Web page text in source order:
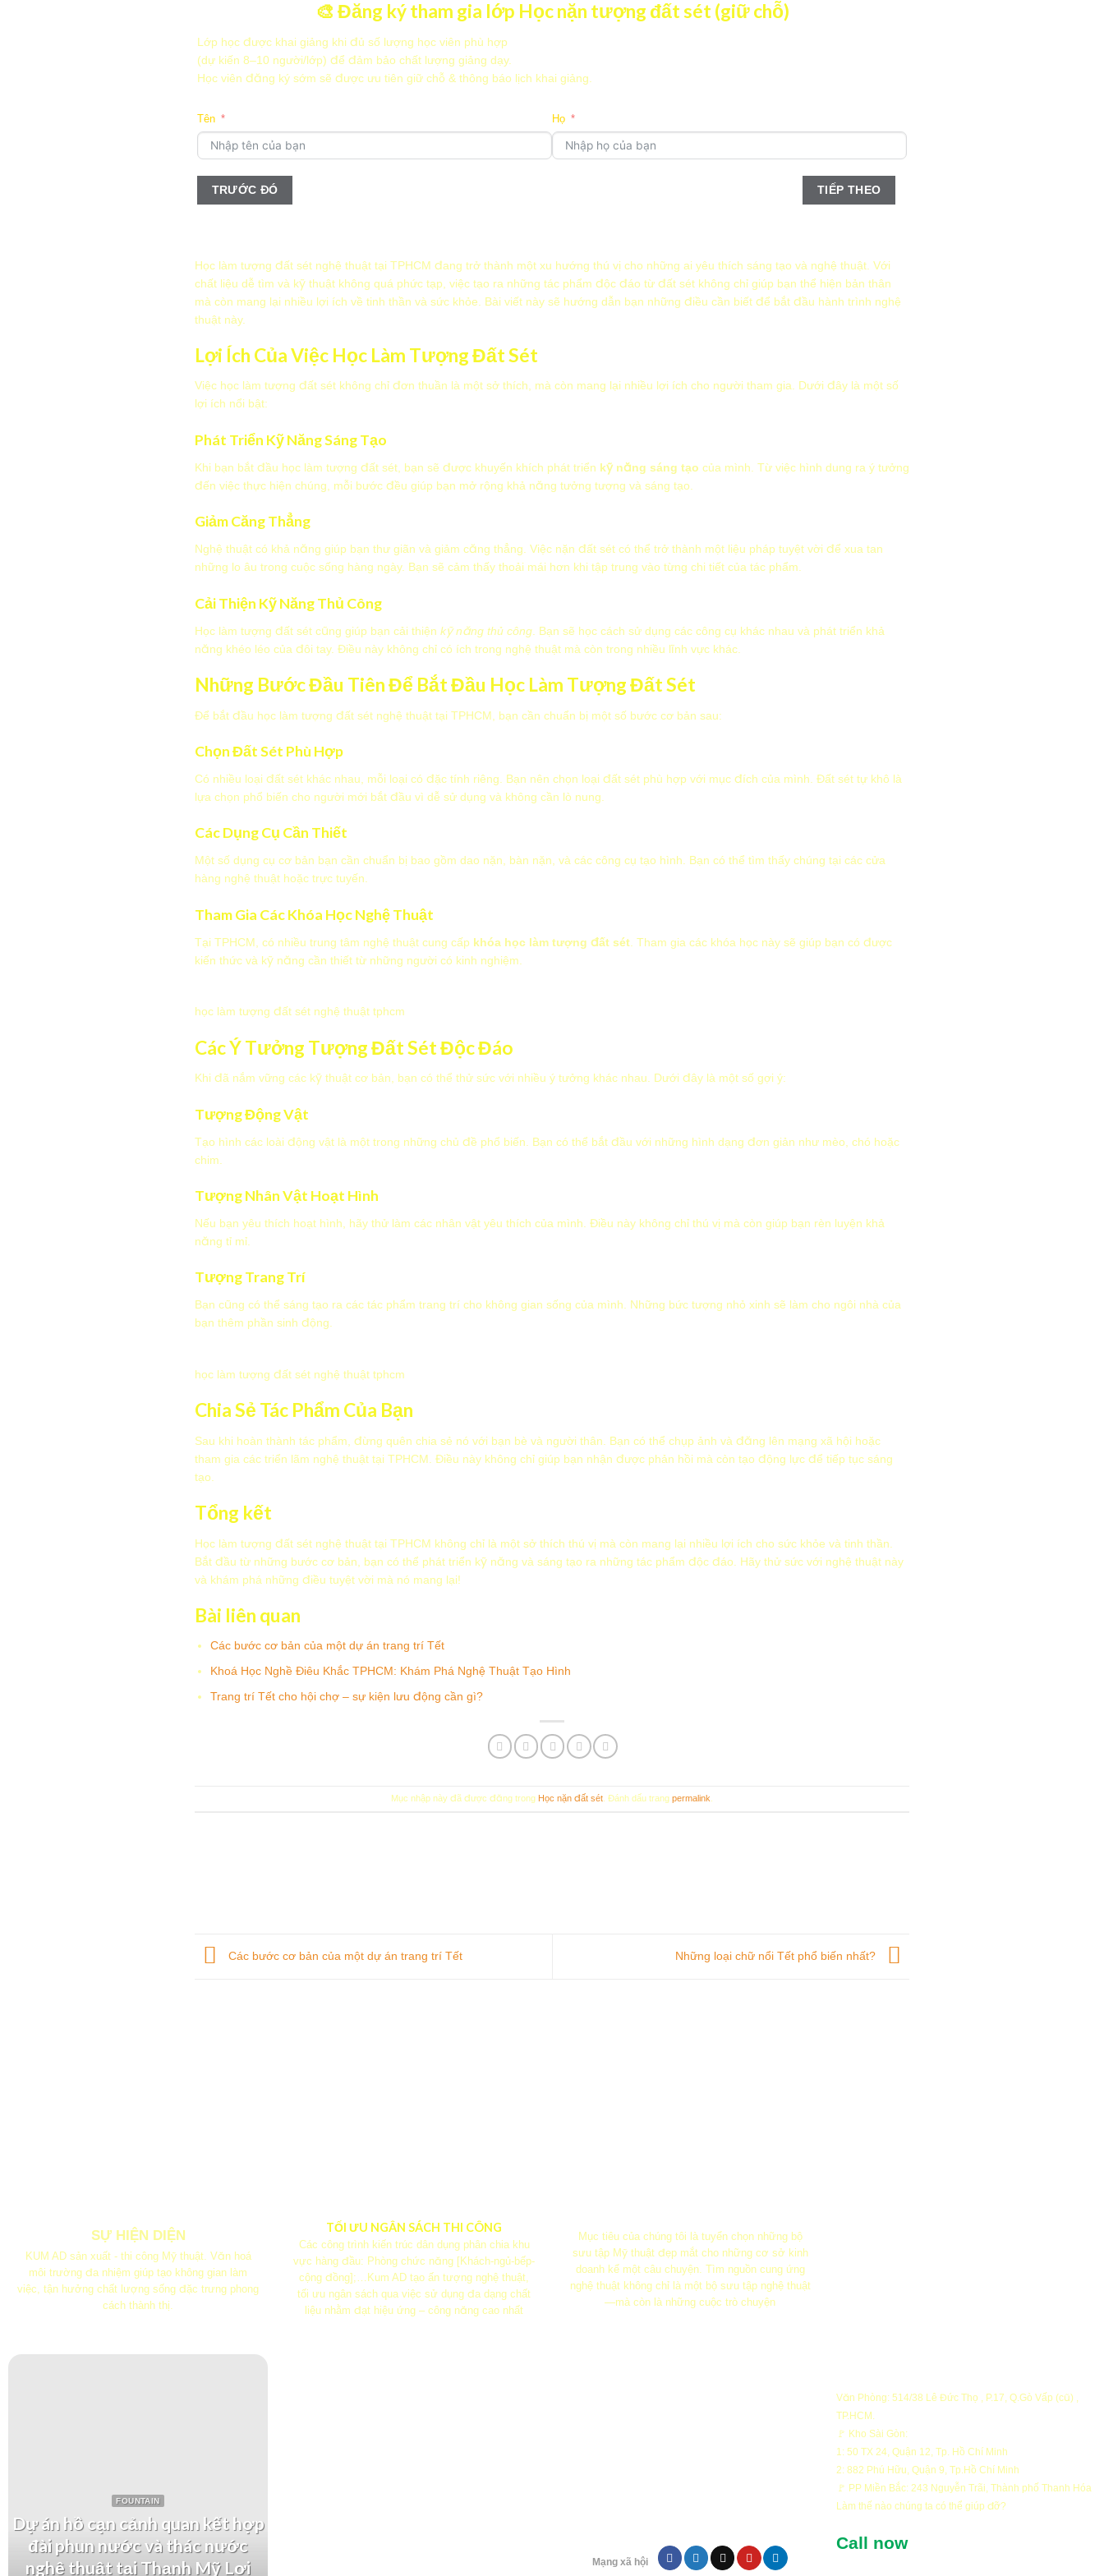
🎨 Đăng ký tham gia lớp Học nặn tượng đất sét (giữ chỗ)
Lớp học được khai giảng khi đủ số lượng học viên phù hợp
(dự kiến 8–10 người/lớp) để đảm bảo chất lượng giảng dạy.
Học viên đăng ký sớm sẽ được ưu tiên giữ chỗ & thông báo lịch khai giảng.
Tên Họ
TRƯỚC ĐÓ TIẾP THEO
TRƯỚC ĐÓ TIẾP THEO
Học nhóm
Chiều
Tối
TRƯỚC ĐÓ
Học làm tượng đất sét nghệ thuật tại TPHCM đang trở thành một xu hướng thú vị cho những ai yêu thích sáng tạo và nghệ thuật. Với
chất liệu dễ tìm và kỹ thuật không quá phức tạp, việc tạo ra những tác phẩm độc đáo từ đất sét không chỉ giúp bạn thể hiện bản thân
mà còn mang lại nhiều lợi ích về tinh thần và sức khỏe. Bài viết này sẽ hướng dẫn bạn những điều cần biết để bắt đầu hành trình nghệ
thuật này.
Lợi Ích Của Việc Học Làm Tượng Đất Sét
Việc học làm tượng đất sét không chỉ đơn thuần là một sở thích, mà còn mang lại nhiều lợi ích cho người tham gia. Dưới đây là một số
lợi ích nổi bật:
Phát Triển Kỹ Năng Sáng Tạo
Khi bạn bắt đầu học làm tượng đất sét, bạn sẽ được khuyến khích phát triển kỹ năng sáng tạo của mình. Từ việc hình dung ra ý tưởng
đến việc thực hiện chúng, mỗi bước đều giúp bạn mở rộng khả năng tưởng tượng và sáng tạo.
Giảm Căng Thẳng
Nghệ thuật có khả năng giúp bạn thư giãn và giảm căng thẳng. Việc nặn đất sét có thể trở thành một liệu pháp tuyệt vời để xua tan
những lo âu trong cuộc sống hàng ngày. Bạn sẽ cảm thấy thoải mái hơn khi tập trung vào từng chi tiết của tác phẩm.
Cải Thiện Kỹ Năng Thủ Công
Học làm tượng đất sét cũng giúp bạn cải thiện kỹ năng thủ công . Bạn sẽ học cách sử dụng các công cụ khác nhau và phát triển khả
năng khéo léo của đôi tay. Điều này không chỉ có ích trong nghệ thuật mà còn trong nhiều lĩnh vực khác.
Những Bước Đầu Tiên Để Bắt Đầu Học Làm Tượng Đất Sét
Để bắt đầu học làm tượng đất sét nghệ thuật tại TPHCM, bạn cần chuẩn bị một số bước cơ bản sau:
Chọn Đất Sét Phù Hợp
Có nhiều loại đất sét khác nhau, mỗi loại có đặc tính riêng. Bạn nên chọn loại đất sét phù hợp với mục đích của mình. Đất sét tự khô là
lựa chọn phổ biến cho người mới bắt đầu vì dễ sử dụng và không cần lò nung.
Các Dụng Cụ Cần Thiết
Một số dụng cụ cơ bản bạn cần chuẩn bị bao gồm dao nặn, bàn nặn, và các công cụ tạo hình. Bạn có thể tìm thấy chúng tại các cửa
hàng nghệ thuật hoặc trực tuyến.
Tham Gia Các Khóa Học Nghệ Thuật
Tại TPHCM, có nhiều trung tâm nghệ thuật cung cấp khóa học làm tượng đất sét . Tham gia các khóa học này sẽ giúp bạn có được
kiến thức và kỹ năng cần thiết từ những người có kinh nghiệm.
học làm tượng đất sét nghệ thuật tphcm
Các Ý Tưởng Tượng Đất Sét Độc Đáo
Khi đã nắm vững các kỹ thuật cơ bản, bạn có thể thử sức với nhiều ý tưởng khác nhau. Dưới đây là một số gợi ý:
Tượng Động Vật
Tạo hình các loài động vật là một trong những chủ đề phổ biến. Bạn có thể bắt đầu với những hình dạng đơn giản như mèo, chó hoặc
chim.
Tượng Nhân Vật Hoạt Hình
Nếu bạn yêu thích hoạt hình, hãy thử làm các nhân vật yêu thích của mình. Điều này không chỉ thú vị mà còn giúp bạn rèn luyện khả
năng tỉ mỉ.
Tượng Trang Trí
Bạn cũng có thể sáng tạo ra các tác phẩm trang trí cho không gian sống của mình. Những bức tượng nhỏ xinh sẽ làm cho ngôi nhà của
bạn thêm phần sinh động.
học làm tượng đất sét nghệ thuật tphcm
Chia Sẻ Tác Phẩm Của Bạn
Sau khi hoàn thành tác phẩm, đừng quên chia sẻ nó với bạn bè và người thân. Bạn có thể chụp ảnh và đăng lên mạng xã hội hoặc
tham gia các triển lãm nghệ thuật tại TPHCM. Điều này không chỉ giúp bạn nhận được phản hồi mà còn tạo động lực để tiếp tục sáng
tạo.
Tổng kết
Học làm tượng đất sét nghệ thuật tại TPHCM không chỉ là một sở thích thú vị mà còn mang lại nhiều lợi ích cho sức khỏe và tinh thần.
Bắt đầu từ những bước cơ bản, bạn có thể phát triển kỹ năng và sáng tạo ra những tác phẩm độc đáo. Hãy thử sức với nghệ thuật này
và khám phá những điều tuyệt vời mà nó mang lại!
Bài liên quan
Các bước cơ bản của một dự án trang trí Tết
Khoá Học Nghề Điêu Khắc TPHCM: Khám Phá Nghệ Thuật Tạo Hình
Trang trí Tết cho hội chợ – sự kiện lưu động cần gì?
Mục nhập này đã được đăng trong Học nặn đất sét . Đánh dấu trang permalink
Các bước cơ bản của một dự án trang trí Tết Những loại chữ nổi Tết phổ biến nhất?
SỰ HIỆN DIỆN
KUM AD sản xuất - thi công Mỹ thuật. Văn hoá
môi trường đa nhiệm giúp tạo không gian làm
việc, tận hưởng chất lượng sống đặc trưng phong
cách thành thị.
TỐI ƯU NGÂN SÁCH THI CÔNG
Các công trình kiến ​​trúc dân dụng phân chia khu
vực hàng đầu: Phòng chức năng [Khách-ngủ-bếp-
cộng đồng];…Kum AD tạo ấn tượng nghệ thuật,
tối ưu ngân sách qua việc sử dụng đa dạng chất
liệu nhằm đạt hiệu ứng – công năng cao nhất
Mục tiêu của chúng tôi là tuyển chọn những bộ
sưu tập Mỹ thuật đẹp mắt cho những cơ sở kinh
doanh kể một câu chuyện. Tìm nguồn cung ứng
nghệ thuật không chỉ là một bộ sưu tập nghệ thuật
—mà còn là những cuộc trò chuyện
FOUNTAIN
Dự án hồ cạn cảnh quan kết hợp
đài phun nước và thác nước
nghệ thuật tại Thạnh Mỹ Lợi
Tác phẩm phù điêu hoa Daisy nổi
3D tại Daisy House, Quận 2
FOUNTAIN
waterfall cảnh quan khu biệt
Mạng xã hội
Văn Phòng: 514/38 Lê Đức Thọ , P.17, Q.Gò Vấp (cũ) ,
TP.HCM.
🚩 Kho Sài Gòn:
1: 50 TX 24, Quận 12, Tp. Hồ Chí Minh
2: 882 Phú Hữu, Quận 9, Tp.Hồ Chí Minh
🚩 PP Miền Bắc: 243 Nguyễn Trãi, Thành phố Thanh Hóa
Làm thế nào chúng ta có thể giúp đỡ?
Call now